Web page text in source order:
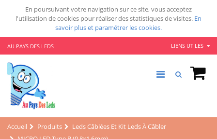
En poursuivant votre navigation sur ce site, vous acceptez
l'utilisation de cookies pour réaliser des statistiques de visites. En
savoir plus et paramétrer les cookies.
AU PAYS DES LEDS LIENS UTILES
Accueil Produits
Leds Câblées Et Kit Leds À Câbler